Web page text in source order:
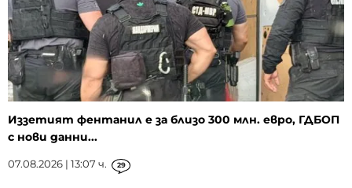
Иззетият фентанил е за близо 300 млн. евро, ГДБОП
с нови данни...
07.08.2026 | 13:07 ч. 29